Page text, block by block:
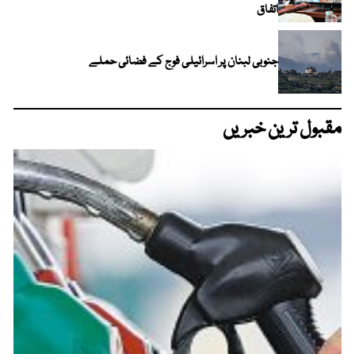
اتفاق
جنوبی لبنان پر اسرائیلی فوج کے فضائی حملے
مقبول ترین خبریں